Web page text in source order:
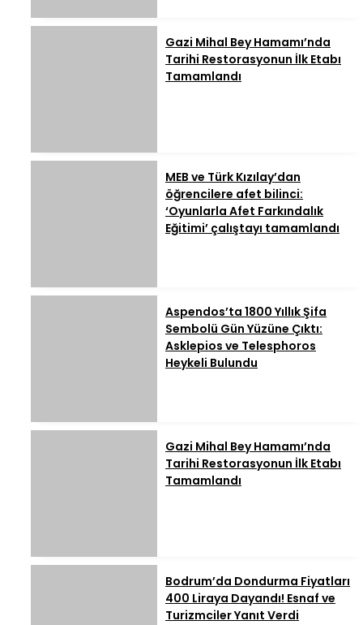
Gazi Mihal Bey Hamamı’nda
Tarihi Restorasyonun İlk Etabı
Tamamlandı
MEB ve Türk Kızılay’dan
öğrencilere afet bilinci:
‘Oyunlarla Afet Farkındalık
Eğitimi’ çalıştayı tamamlandı
Aspendos’ta 1800 Yıllık Şifa
Sembolü Gün Yüzüne Çıktı:
Asklepios ve Telesphoros
Heykeli Bulundu
Gazi Mihal Bey Hamamı’nda
Tarihi Restorasyonun İlk Etabı
Tamamlandı
Bodrum’da Dondurma Fiyatları
400 Liraya Dayandı! Esnaf ve
Turizmciler Yanıt Verdi